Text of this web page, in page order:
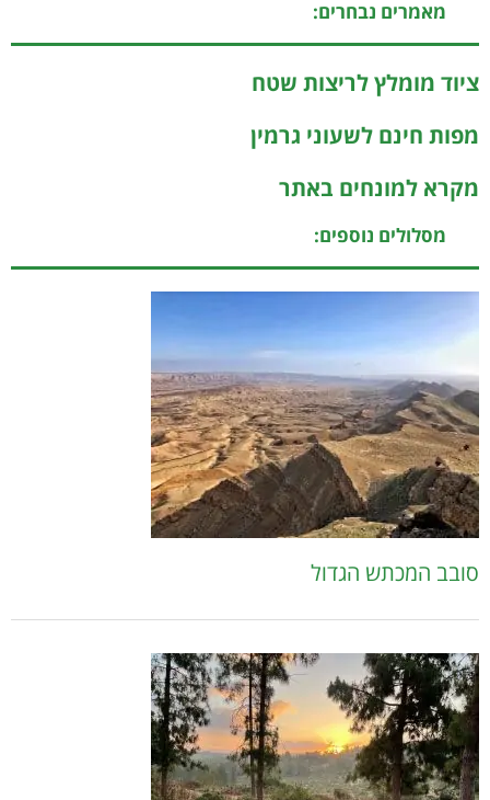
מאמרים נבחרים:
ציוד מומלץ לריצות שטח
מפות חינם לשעוני גרמין
מקרא למונחים באתר
מסלולים נוספים:
סובב המכתש הגדול